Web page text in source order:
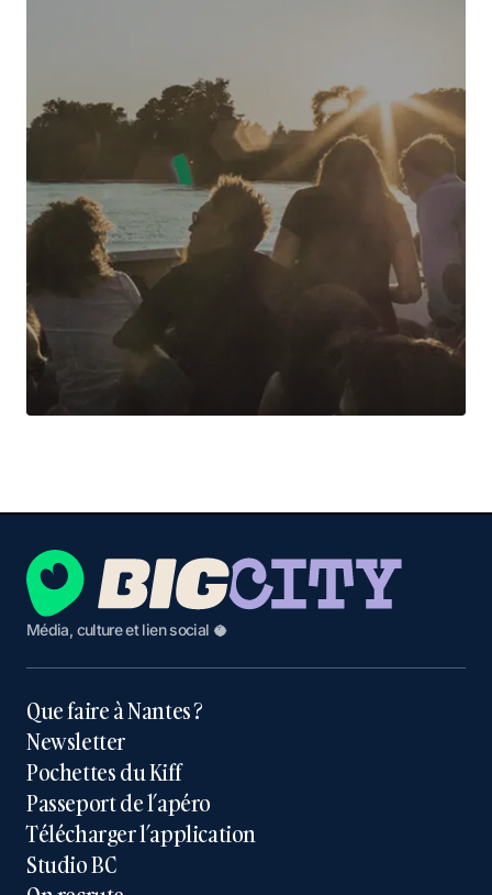
Média, culture et lien social 🥥
Que faire à Nantes ?
Newsletter
Pochettes du Kiff
Passeport de l’apéro
Télécharger l’application
Studio BC